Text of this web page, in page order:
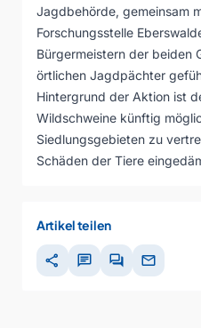
Jagdbehörde, gemeinsam
Forschungsstelle
Bürgermeistern der beiden
örtlichen Jagdpächter
Hintergrund der Aktion ist
Wildschweine künftig
Siedlungsgebieten zu
Schäden der Tiere
Artikel teilen
share chat forum mail